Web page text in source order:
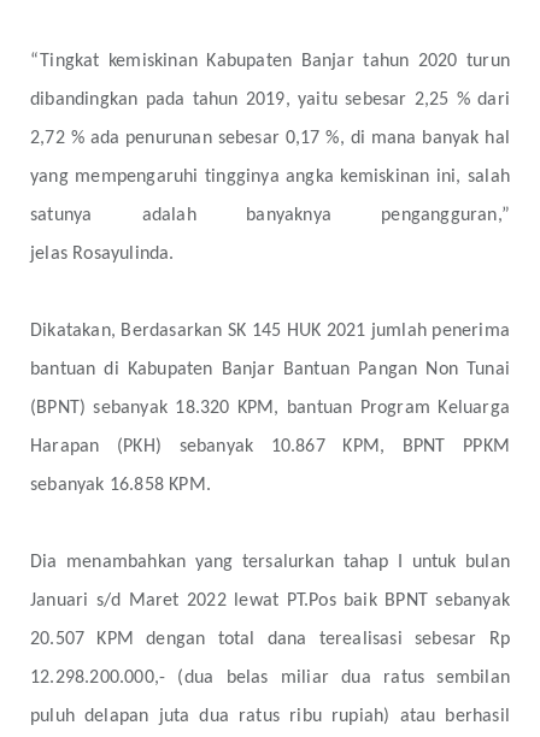
“Tingkat kemiskinan Kabupaten Banjar tahun 2020 turun
dibandingkan pada tahun 2019, yaitu sebesar 2,25 % dari
2,72 % ada penurunan sebesar 0,17 %, di mana banyak hal
yang mempengaruhi tingginya angka kemiskinan ini, salah
satunya adalah banyaknya pengangguran,”
jelas Rosayulinda.
Dikatakan, Berdasarkan SK 145 HUK 2021 jumlah penerima
bantuan di Kabupaten Banjar Bantuan Pangan Non Tunai
(BPNT) sebanyak 18.320 KPM, bantuan Program Keluarga
Harapan (PKH) sebanyak 10.867 KPM, BPNT PPKM
sebanyak 16.858 KPM.
Dia menambahkan yang tersalurkan tahap I untuk bulan
Januari s/d Maret 2022 lewat PT.Pos baik BPNT sebanyak
20.507 KPM dengan total dana terealisasi sebesar Rp
12.298.200.000,- (dua belas miliar dua ratus sembilan
puluh delapan juta dua ratus ribu rupiah) atau berhasil